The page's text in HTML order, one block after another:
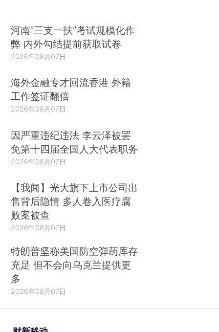
河南“三支一扶”考试规模化作
弊 内外勾结提前获取试卷
2026年08月07日
海外金融专才回流香港 外籍
工作签证翻倍
2026年08月07日
因严重违纪违法 李云泽被罢
免第十四届全国人大代表职务
2026年08月07日
【我闻】光大旗下上市公司出
售背后隐情 多人卷入医疗腐
败案被查
2026年08月07日
特朗普坚称美国防空弹药库存
充足 但不会向乌克兰提供更
多
2026年08月07日